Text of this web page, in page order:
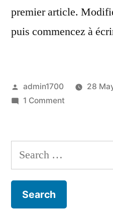
premier article.
puis commencez à
Posted
by
admin1700 28
1 Commenton
le
Search
for: